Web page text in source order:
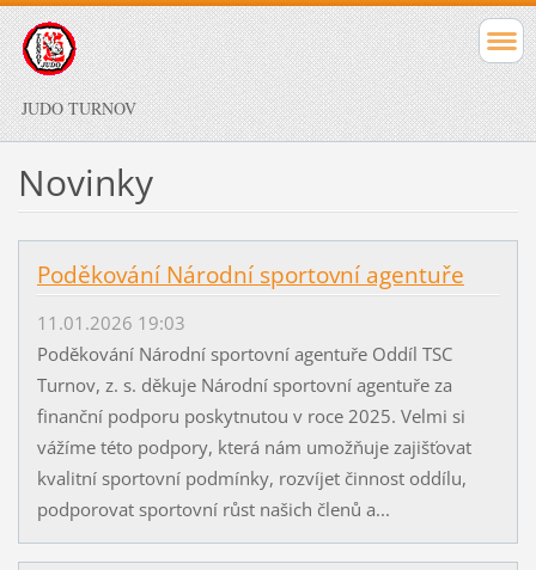
JUDO TURNOV
Novinky
Poděkování Národní sportovní agentuře
11.01.2026 19:03
Poděkování Národní sportovní agentuře Oddíl TSC
Turnov, z. s. děkuje Národní sportovní agentuře za
finanční podporu poskytnutou v roce 2025. Velmi si
vážíme této podpory, která nám umožňuje zajišťovat
kvalitní sportovní podmínky, rozvíjet činnost oddílu,
podporovat sportovní růst našich členů a...